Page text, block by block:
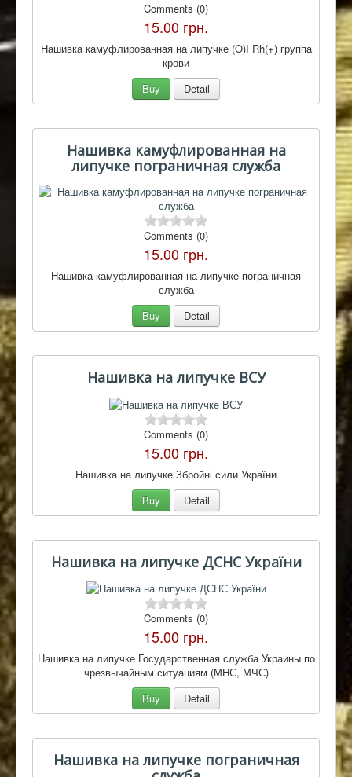
Comments (0)
15.00 грн.
Нашивка камуфлированная на липучке (O)I Rh(+) группа
крови
Buy
Detail
Нашивка камуфлированная на
липучке пограничная служба
Comments (0)
15.00 грн.
Нашивка камуфлированная на липучке пограничная
служба
Buy
Detail
Нашивка на липучке ВСУ
Comments (0)
15.00 грн.
Нашивка на липучке Збройні сили України
Buy
Detail
Нашивка на липучке ДСНС України
Comments (0)
15.00 грн.
Нашивка на липучке Государственная служба Украины по
чрезвычайным ситуациям (МНС, МЧС)
Buy
Detail
Нашивка на липучке пограничная